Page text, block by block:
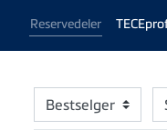
Reservedeler
Bestselger